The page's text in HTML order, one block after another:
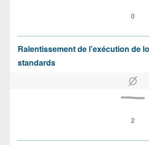
Ralentissement de l’exécution de
standards